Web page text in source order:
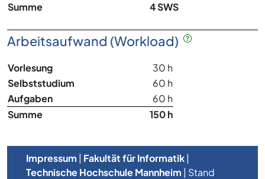
Summe
4 SWS
Arbeitsaufwand (Workload)
Vorlesung
30 h
Selbststudium
60 h
Aufgaben
60 h
Summe
150 h
Impressum | Fakultät für Informatik|
Technische Hochschule Mannheim | Stand